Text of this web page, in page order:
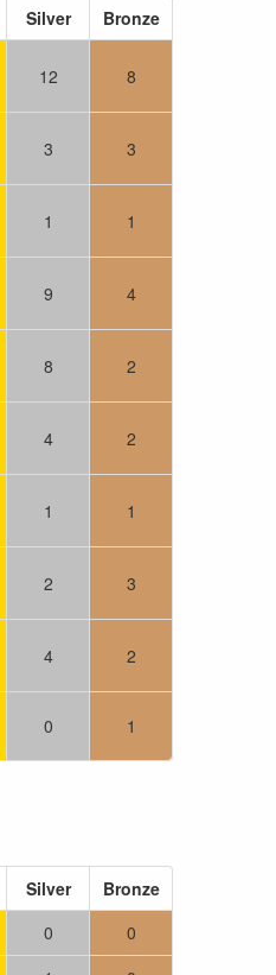
Silver
Bronze
12 8
3 3
1 1
9 4
8 2
4 2
1 1
2 3
4 2
0 1
Silver
Bronze
0
0